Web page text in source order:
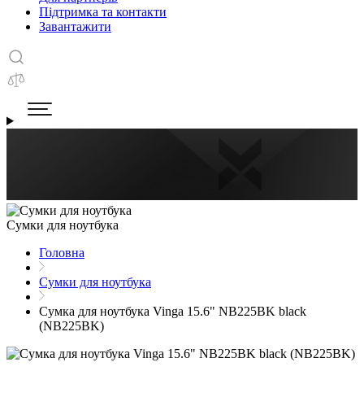
Підтримка та контакти
Завантажити
Сумки для ноутбука
Головна
Сумки для ноутбука
Сумка для ноутбука Vinga 15.6" NB225BK black
(NB225BK)